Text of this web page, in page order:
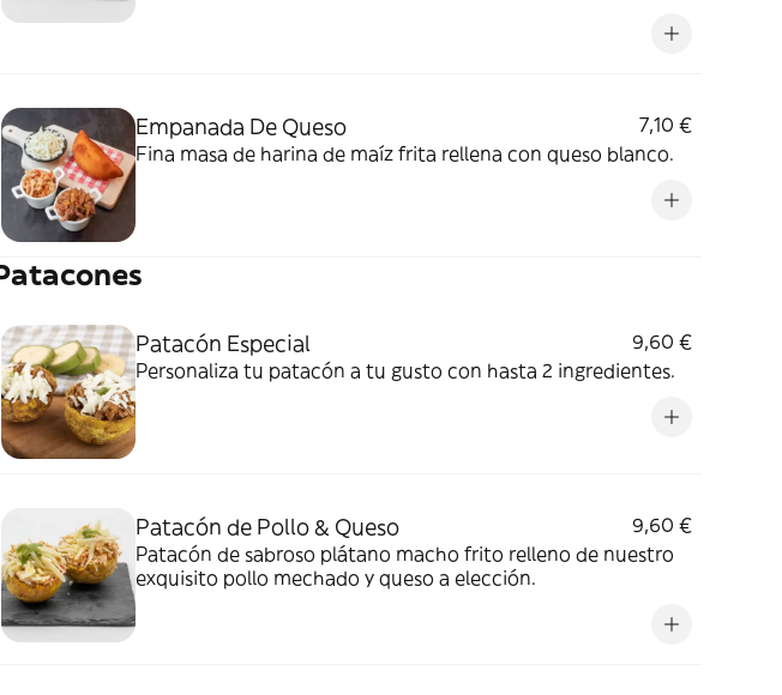
Empanada De Queso
7,10 €
Fina masa de harina de maíz frita rellena con queso blanco.
Patacón Especial
9,60 €
Personaliza tu patacón a tu gusto con hasta 2 ingredientes.
Patacón de Pollo & Queso
9,60 €
Patacón de sabroso plátano macho frito relleno de nuestro
exquisito pollo mechado y queso a elección.